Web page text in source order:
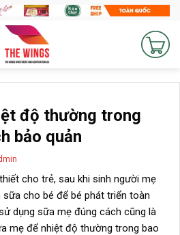
độ thường trong
bảo quản
cho trẻ, sau khi sinh người mẹ
cho bé để bé phát triển toàn
dụng sữa mẹ đúng cách cũng là
mẹ để nhiệt độ thường trong bao